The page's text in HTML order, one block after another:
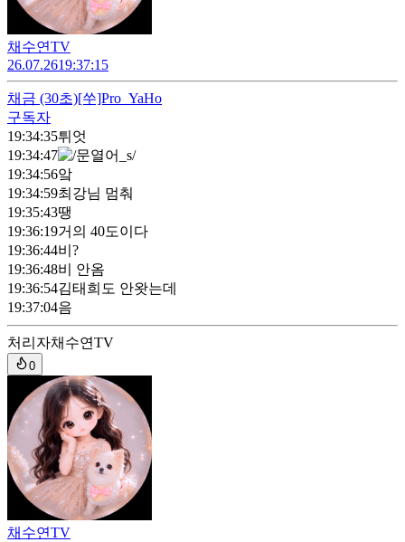
채수연TV
26.07.2619:37:15
채금 (30초)[쑤]Pro_YaHo
구독자
19:34:35튀엇
19:34:47
19:34:56앜
19:34:59최강님 멈춰
19:35:43땡
19:36:19거의 40도이다
19:36:44비?
19:36:48비 안옴
19:36:54김태희도 안왓는데
19:37:04음
처리자채수연TV
0
채수연TV